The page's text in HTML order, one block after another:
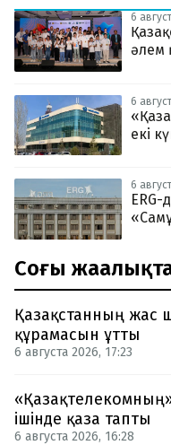
6
әлем
6
екі
6
ERG-
Соңғы
Қазақстанның
құрамасын ұтты
6 августа 2026, 17:23
«Қазақтелекомның»
ішінде қаза тапты
6 августа 2026, 16:28